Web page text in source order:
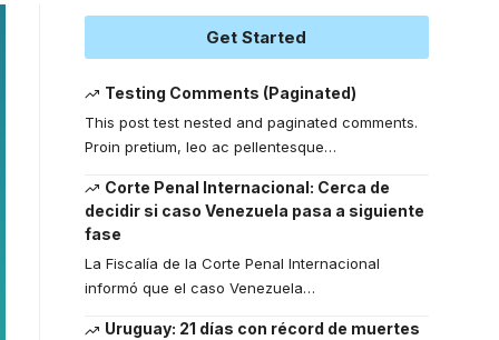
Get Started
Testing Comments (Paginated)
This post test nested and paginated comments.
Proin pretium, leo ac pellentesque…
Corte Penal Internacional: Cerca de
decidir si caso Venezuela pasa a siguiente
fase
La Fiscalía de la Corte Penal Internacional
informó que el caso Venezuela…
Uruguay: 21 días con récord de muertes